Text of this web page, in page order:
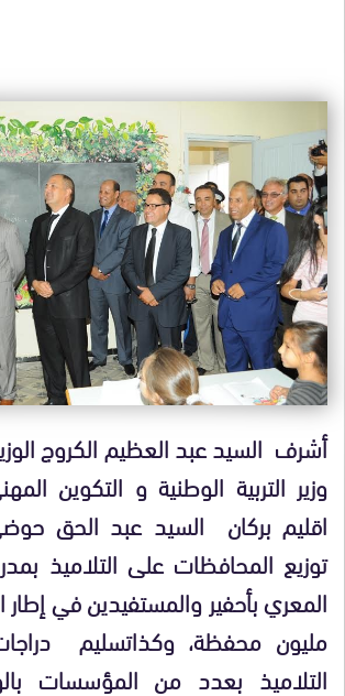
أشرف السيد عبد العظيم الكروج
وزير التربية الوطنية و التكوين
اقليم بركان السيد عبد الحق
توزيع المحافظات على التلاميذ
المعري بأحفير والمستفيدين في إطار
مليون محفظة، وكذاتسليم
التلاميذ بعدد من المؤسسات